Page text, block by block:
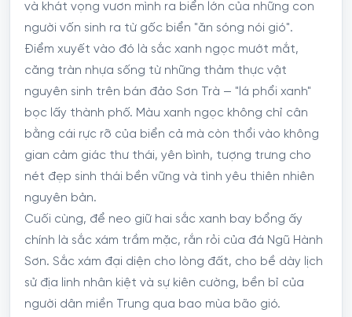
và khát vọng vươn mình ra biển lớn của những con
người vốn sinh ra từ gốc biển "ăn sóng nói gió".
Điểm xuyết vào đó là sắc xanh ngọc mướt mắt,
căng tràn nhựa sống từ những thảm thực vật
nguyên sinh trên bán đảo Sơn Trà — "lá phổi xanh"
bọc lấy thành phố. Màu xanh ngọc không chỉ cân
bằng cái rực rỡ của biển cả mà còn thổi vào không
gian cảm giác thư thái, yên bình, tượng trưng cho
nét đẹp sinh thái bền vững và tình yêu thiên nhiên
nguyên bản.
Cuối cùng, để neo giữ hai sắc xanh bay bổng ấy
chính là sắc xám trầm mặc, rắn rỏi của đá Ngũ Hành
Sơn. Sắc xám đại diện cho lòng đất, cho bề dày lịch
sử địa linh nhân kiệt và sự kiên cường, bền bỉ của
người dân miền Trung qua bao mùa bão gió.